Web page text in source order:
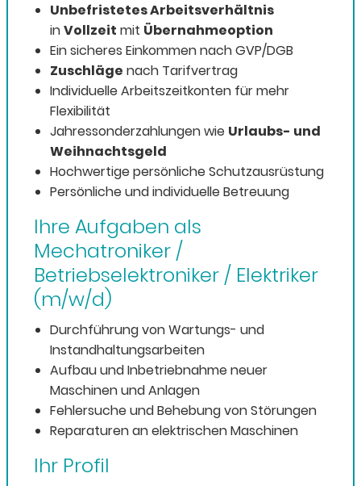
Unbefristetes Arbeitsverhältnis
inVollzeit mit Übernahmeoption
Ein sicheres Einkommen nach GVP/DGB
Zuschläge nach Tarifvertrag
Individuelle Arbeitszeitkonten für mehr
Flexibilität
Jahressonderzahlungen wie Urlaubs- und
Weihnachtsgeld
Hochwertige persönliche Schutzausrüstung
Persönliche und individuelle Betreuung
Ihre Aufgaben als
Mechatroniker /
Betriebselektroniker / Elektriker
(m/w/d)
Durchführung von Wartungs- und
Instandhaltungsarbeiten
Aufbau und Inbetriebnahme neuer
Maschinen und Anlagen
Fehlersuche und Behebung von Störungen
Reparaturen an elektrischen Maschinen
Ihr Profil